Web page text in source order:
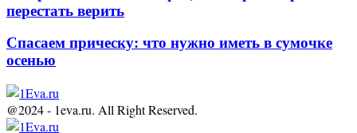
перестать верить
Спасаем прическу: что нужно иметь в сумочке
осенью
@2024 - 1eva.ru. All Right Reserved.